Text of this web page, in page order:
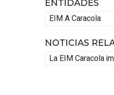
ENTIDADES
EIM A Caracola
NOTICIAS
La EIM Caracola